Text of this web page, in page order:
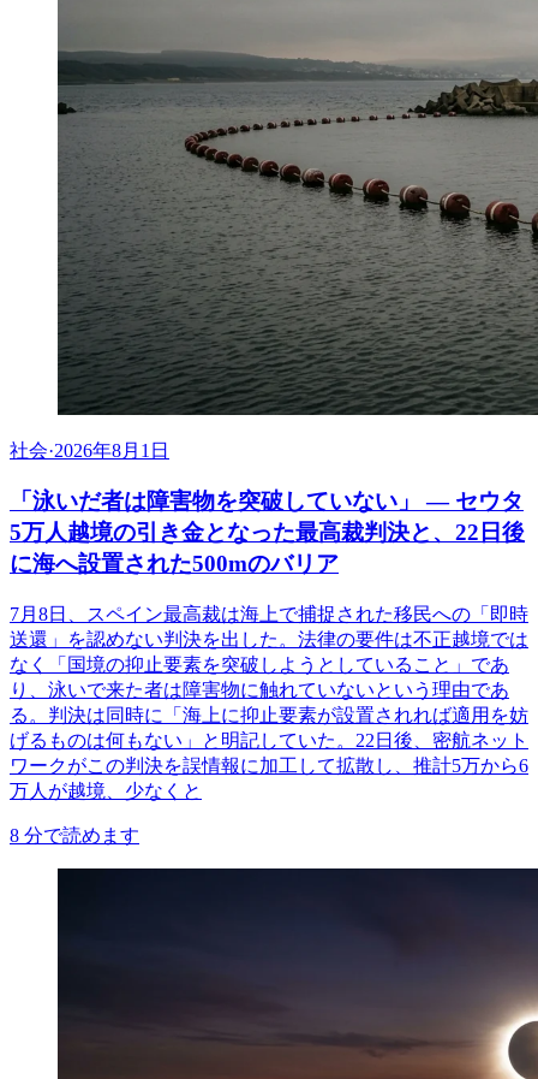
社会·2026年8月1日
「泳いだ者は障害物を突破していない」 ― セウタ
5万人越境の引き金となった最高裁判決と、22日後
に海へ設置された500mのバリア
7月8日、スペイン最高裁は海上で捕捉された移民への「即時
送還」を認めない判決を出した。法律の要件は不正越境では
なく「国境の抑止要素を突破しようとしていること」であ
り、泳いで来た者は障害物に触れていないという理由であ
る。判決は同時に「海上に抑止要素が設置されれば適用を妨
げるものは何もない」と明記していた。22日後、密航ネット
ワークがこの判決を誤情報に加工して拡散し、推計5万から6
万人が越境、少なくと
8 分で読めます